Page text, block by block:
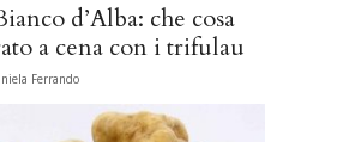
d’Alba: che cosa
a cena con i trifulau
Ferrando